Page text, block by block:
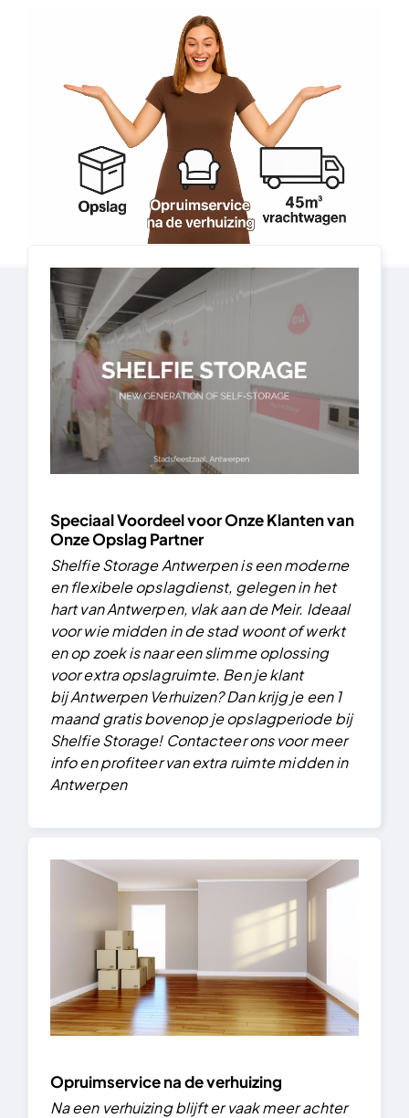
Speciaal Voordeel voor Onze Klanten van
Onze Opslag Partner
Shelfie Storage Antwerpen is een moderne
en flexibele opslagdienst, gelegen in het
hart van Antwerpen, vlak aan de Meir. Ideaal
voor wie midden in de stad woont of werkt
en op zoek is naar een slimme oplossing
voor extra opslagruimte. Ben je klant
bij Antwerpen Verhuizen? Dan krijg je een 1
maand gratis bovenop je opslagperiode bij
Shelfie Storage! Contacteer ons voor meer
info en profiteer van extra ruimte midden in
Antwerpen
Opruimservice na de verhuizing
Na een verhuizing blijft er vaak meer achter